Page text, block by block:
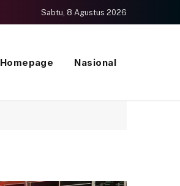
Sabtu, 8 Agustus 2026
Homepage Nasional